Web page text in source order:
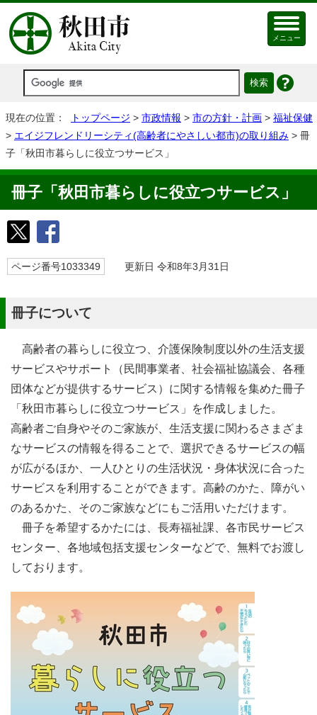
メニュー
現在の位置： トップページ > 市政情報 > 市の方針・計画 > 福祉保健
> エイジフレンドリーシティ(高齢者にやさしい都市)の取り組み > 冊
子「秋田市暮らしに役立つサービス」
冊子「秋田市暮らしに役立つサービス」
ページ番号1033349 更新日 令和8年3月31日
冊子について
高齢者の暮らしに役立つ、介護保険制度以外の生活支援
サービスやサポート（民間事業者、社会福祉協議会、各種
団体などが提供するサービス）に関する情報を集めた冊子
「秋田市暮らしに役立つサービス」を作成しました。
高齢者ご自身やそのご家族が、生活支援に関わるさまざま
なサービスの情報を得ることで、選択できるサービスの幅
が広がるほか、一人ひとりの生活状況・身体状況に合った
サービスを利用することができます。高齢のかた、障がい
のあるかた、そのご家族などにもご活用いただけます。
冊子を希望するかたには、長寿福祉課、各市民サービス
センター、各地域包括支援センターなどで、無料でお渡し
しております。